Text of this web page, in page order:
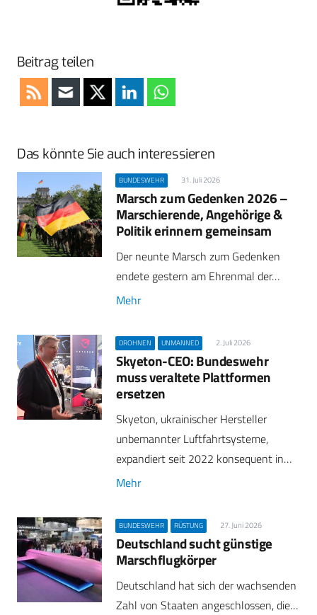
Beitrag teilen
Das könnte Sie auch interessieren
BUNDESWEHR 31. Juli 2026
Marsch zum Gedenken 2026 –
Marschierende, Angehörige &
Politik erinnern gemeinsam
Der neunte Marsch zum Gedenken
endete gestern am Ehrenmal der…
Mehr
DROHNEN UNMANNED 2. Juli 2026
Skyeton-CEO: Bundeswehr
muss veraltete Plattformen
ersetzen
Skyeton, ukrainischer Hersteller
unbemannter Luftfahrtsysteme,
expandiert seit 2022 konsequent in…
Mehr
BUNDESWEHR RÜSTUNG 27. Juni 2026
Deutschland sucht günstige
Marschflugkörper
Deutschland hat sich der wachsenden
Zahl von Staaten angeschlossen, die…